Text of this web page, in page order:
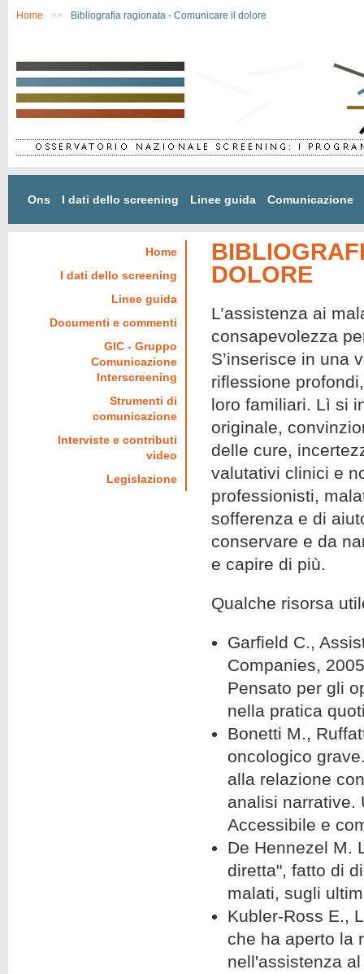
Home >> Bibliografia ragionata - Comunicare il dolore
Ons I dati dello screening Linee guida Comunicazione
Home
I dati dello screening
Linee guida
Documenti e commenti
GIC - Gruppo
Comunicazione
Interscreening
Strumenti di
comunicazione
Interviste e contributi
video
Legislazione
DOLORE
L’assistenza ai
consapevolezza
S’inserisce in una
riflessione
loro familiari. Lì si
originale,
delle cure,
valutativi clinici e
professionisti,
sofferenza e di
conservare e da
e capire di più.
Qualche risorsa
Garfield C.,
Companies,
Pensato per gli
nella pratica
Bonetti M.,
oncologico
alla relazione
analisi narrative.
Accessibile e
De Hennezel M.
diretta", fatto di
malati, sugli
Kubler-Ross E.,
che ha aperto la
nell'assistenza